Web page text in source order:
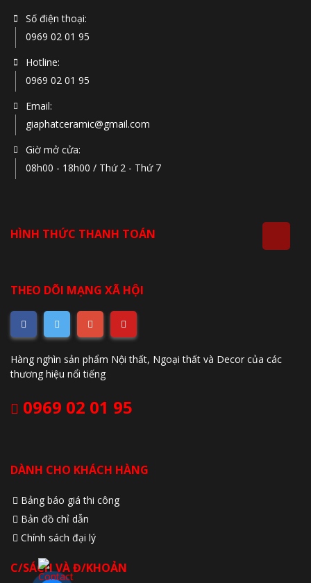
Số điện thoại:
0969 02 01 95
Hotline:
0969 02 01 95
Email:
giaphatceramic@gmail.com
Giờ mở cửa:
08h00 - 18h00 / Thứ 2 - Thứ 7
HÌNH THỨC THANH TOÁN
THEO DÕI MẠNG XÃ HỘI
Hàng nghìn sản phẩm Nội thất, Ngoại thất và Decor của các
thương hiệu nổi tiếng
0969 02 01 95
DÀNH CHO KHÁCH HÀNG
Bảng báo giá thi công
Bản đồ chỉ dẫn
Chính sách đại lý
C/SÁCH VÀ Đ/KHOẢN